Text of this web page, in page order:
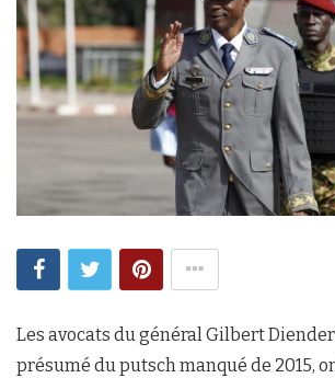
Les avocats du général Gilbert
présumé du putsch manqué de 2015,